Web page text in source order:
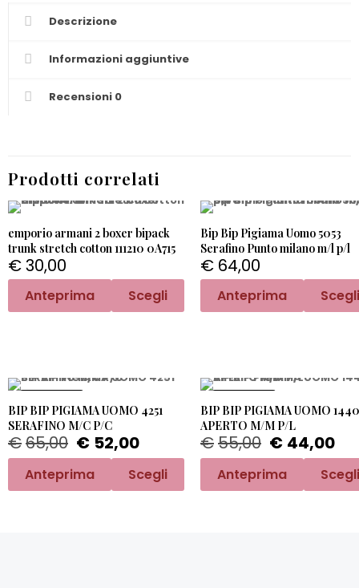
Descrizione
Informazioni aggiuntive
Recensioni 0
Prodotti correlati
emporio armani 2 boxer bipack
trunk stretch cotton 111210 0A715
€30,00
Anteprima Scegli
Bip Bip Pigiama Uomo 5053
Serafino Punto milano m/l p/l
€ 64,00
Anteprima Scegli
BIP BIP PIGIAMA UOMO 4251
SERAFINO M/C P/C
€65,00 € 52,00
Anteprima Scegli
BIP BIP PIGIAMA UOMO 1440
APERTO M/M P/L
€55,00 € 44,00
Anteprima Scegli